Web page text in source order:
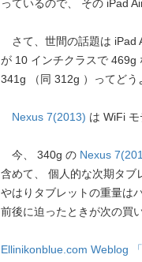
っているので、 その iPad
さて、世間の話題は iPad
が 10 インチクラスで 469g
341g （同 312g ）ってどう
Nexus 7(2013) は WiFi
今、 340g の Nexus
含めて、 個人的な次期タブ
やはりタブレットの重量は
前後に迫ったときが次の買
Ellinikonblue.com Weblog